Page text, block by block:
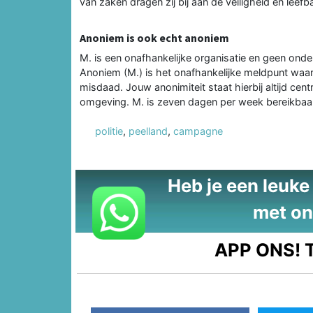
Anoniem is ook echt anoniem
M. is een onafhankelijke organisatie en geen
Anoniem (M.) is het onafhankelijke meldpunt
misdaad. Jouw anonimiteit staat hierbij altijd
omgeving. M. is zeven dagen per week
politie, peelland, campagne
Heb je een
met
APP ONS!